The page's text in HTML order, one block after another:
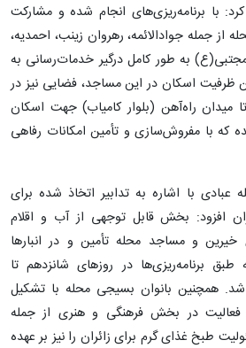
کرد: با برنامه‌ریزی‌های انجام شده و مشارکت
جمله جوادالائمه، رهروان زینب، احمدیه،
به طور کامل درگیر خدمات‌رسانی به
ظرفیت اسکان در این مساجد، فضایی نیز در
میدان راه‌آهن (بلوار کامیاب) جهت اسکان
که با مفروش‌سازی و تأمین امکانات رفاهی
با اشاره به تدابیر اتخاذ شده برای
افزود: بخش قابل توجهی از آب و اقلام
و مساجد محله تأمین و در انبارها
برنامه‌ریزی‌ها در روزهای شانزدهم تا
همچنین بانوان بسیجی محله با تشکیل
فعالیت در بخش فرهنگی و هنری از جمله
طبخ غذای گرم برای زائران را نیز بر عهده